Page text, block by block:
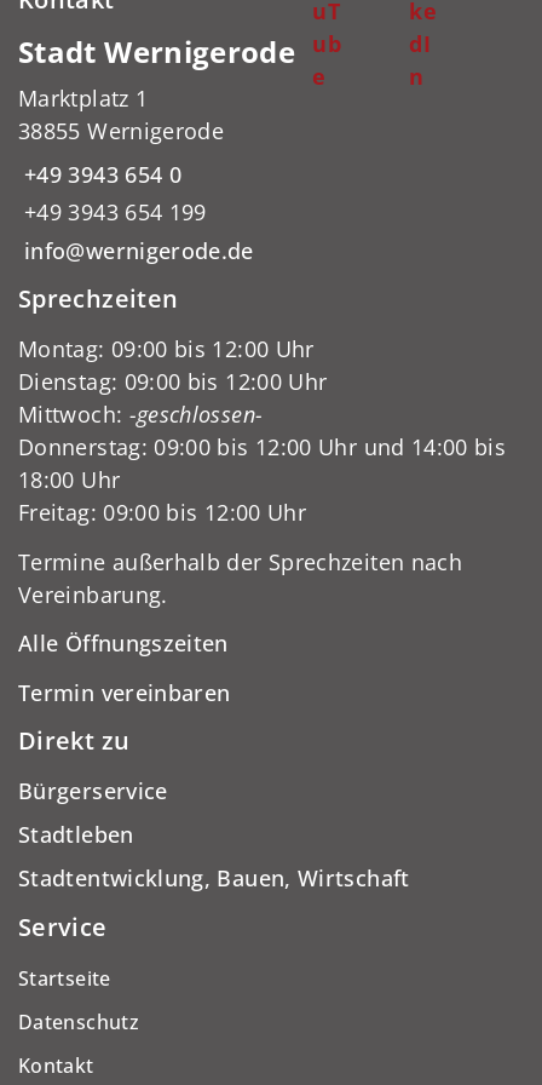
uT
ub
e
ke
dI
n
Stadt Wernigerode
Marktplatz 1
38855 Wernigerode
+49 3943 654 0
+49 3943 654 199
info@wernigerode.de
Sprechzeiten
Montag: 09:00 bis 12:00 Uhr
Dienstag: 09:00 bis 12:00 Uhr
Mittwoch: -geschlossen-
Donnerstag: 09:00 bis 12:00 Uhr und 14:00 bis
18:00 Uhr
Freitag: 09:00 bis 12:00 Uhr
Termine außerhalb der Sprechzeiten nach
Vereinbarung.
Alle Öffnungszeiten
Termin vereinbaren
Direkt zu
Bürgerservice
Stadtleben
Stadtentwicklung, Bauen, Wirtschaft
Service
Startseite
Datenschutz
Kontakt